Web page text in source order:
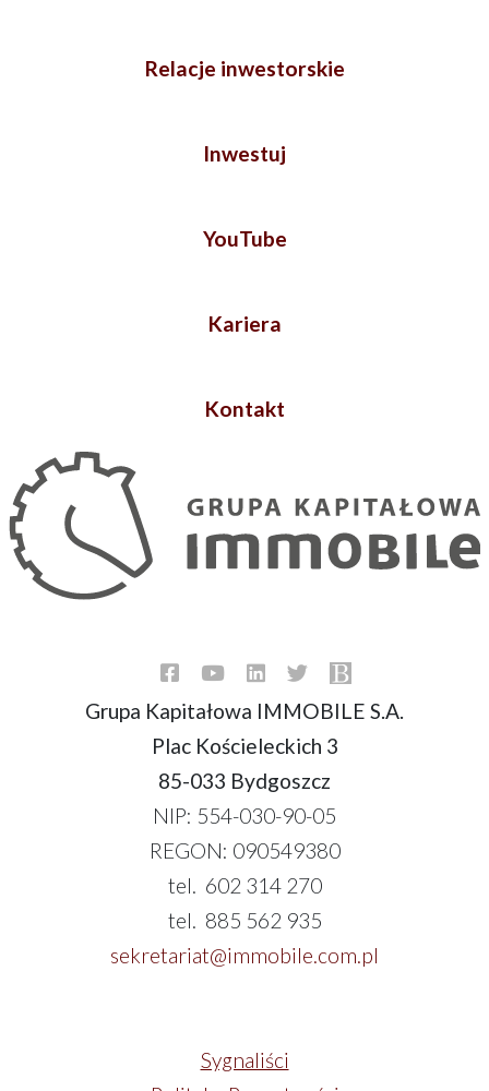
Relacje inwestorskie
Inwestuj
YouTube
Kariera
Kontakt
Grupa Kapitałowa IMMOBILE S.A.
Plac Kościeleckich 3
85-033 Bydgoszcz
NIP: 554-030-90-05
REGON: 090549380
tel. 602 314 270
tel. 885 562 935
sekretariat@immobile.com.pl
Sygnaliści